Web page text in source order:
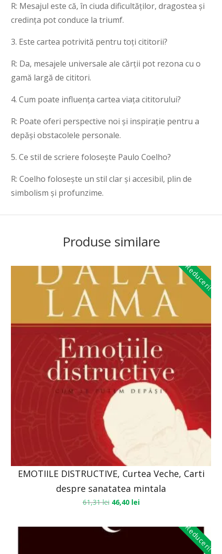
R: Mesajul este că, în ciuda dificultăților, dragostea și
credința pot conduce la triumf.
3. Este cartea potrivită pentru toți cititorii?
R: Da, mesajele universale ale cărții pot rezona cu o
gamă largă de cititori.
4. Cum poate influența cartea viața cititorului?
R: Poate oferi perspective noi și inspirație pentru a
depăși obstacolele personale.
5. Ce stil de scriere folosește Paulo Coelho?
R: Coelho folosește un stil clar și accesibil, plin de
simbolism și profunzime.
Produse similare
Reduceri!
EMOTIILE DISTRUCTIVE, Curtea Veche, Carti
despre sanatatea mintala
61,31lei 46,40 lei
Reduceri!